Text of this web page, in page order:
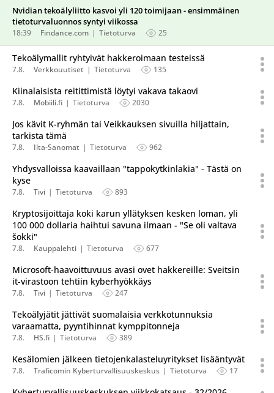
Nvidian tekoälyliitto kasvoi yli 120 toimijaan - ensimmäinen
tietoturvaluonnos syntyi viikossa
18:39 Findance.com Tietoturva 25
Tekoälymallit ryhtyivät hakkeroimaan testeissä
7.8. Verkkouutiset Tietoturva 135
Kiinalaisista reitittimistä löytyi vakava takaovi
7.8. Mobiili.fi Tietoturva 2030
Jos kävit K-ryhmän tai Veikkauksen sivuilla hiljattain,
tarkista tämä
7.8. Ilta-Sanomat Tietoturva 962
Yhdysvalloissa kaavaillaan "tappokytkinlakia" - Tästä on
kyse
7.8. Tivi Tietoturva 893
Kryptosijoittaja koki karun yllätyksen kesken loman, yli
100 000 dollaria haihtui savuna ilmaan - "Se oli valtava
šokki"
7.8. Kauppalehti Tietoturva 677
Microsoft-haavoittuvuus avasi ovet hakkereille: Sveitsin
it-virastoon tehtiin kyberhyökkäys
7.8. Tivi Tietoturva 247
Tekoälyjätit jättivät suomalaisia verkkotunnuksia
varaamatta, pyyntihinnat kymppitonneja
7.8. HS.fi Tietoturva 389
Kesälomien jälkeen tietojenkalasteluyritykset lisääntyvät
7.8. Traficomin Kyberturvallisuuskeskus Tietoturva 17